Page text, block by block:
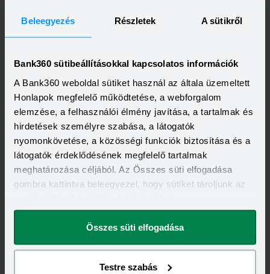
Beleegyezés Részletek A sütikről
Bank360 sütibeállításokkal kapcsolatos információk
A Bank360 weboldal sütiket használ az általa üzemeltett
Honlapok megfelelő működtetése, a webforgalom
elemzése, a felhasználói élmény javítása, a tartalmak és
hirdetések személyre szabása, a látogatók
nyomonkövetése, a közösségi funkciók biztosítása és a
látogatók érdeklődésének megfelelő tartalmak
meghatározása céljából. Az Összes süti elfogadása
gombra kattintva beleegyezel, hogy sütiket tároljunk az
megváltoztathatod.
Összes süti elfogadása
Testre szabás
Egyre nagyobb jóváírási akciókat hirdetnek a bankok az
Otthon Start Programban részt vevő ügyfeleknek, van, ahol
különböző kedvezményekkel. Hol lehet ennek a vége és
pontosan milyen feltételeket kell vállalni a nagyobb
jóváírásért?
Elolvasom
Lakásvásárlás vagy albérlet? Az elmúlt tíz év adatai
Az egyetemi felvételi ponthatárok kihirdetése kapcsán
lakást venni vagy vásárolni éri meg jobban. Előző cikkünkben